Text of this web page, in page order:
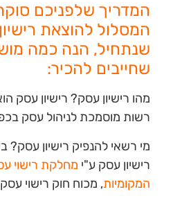
המדריך שלפניכם
המסלול להוצאת
שנתחיל, הנה כמה
שחייבים להכיר:
מהו רישיון עסק? רישיון עסק
רשות מוסמכת לניהול עסק
מי רשאי להנפיק רישיון עסק?
רישיון עסק ע"י מחלקת רישוי
המקומיות, מכוח חוק רישוי